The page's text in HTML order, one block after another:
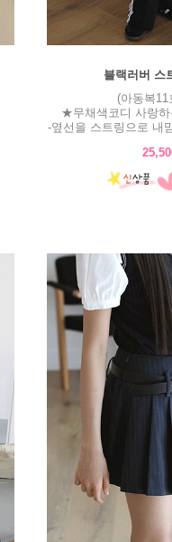
블랙러버 스
(아동복11
★무채색코디 사랑
-옆선을 스트링으로 내